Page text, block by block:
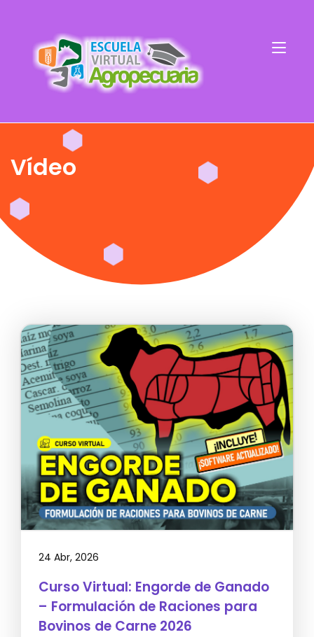
Vídeo
24 Abr, 2026
Curso Virtual: Engorde de Ganado
– Formulación de Raciones para
Bovinos de Carne 2026